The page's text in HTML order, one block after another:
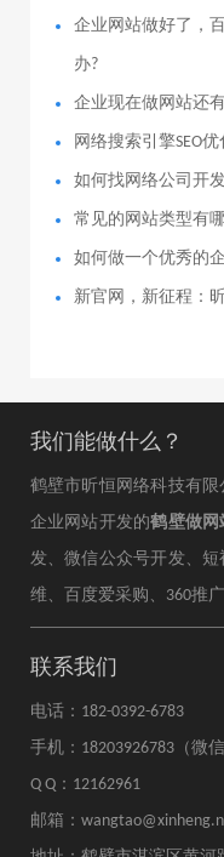
企业网站做好了，
办?
企业现在做网站还
网络搜索引擎SEO
如何找网络公司开
常见的网站类型有
如何做一个优秀的
新官网，新征程：
我们能做什么？
鹤壁市昕恒网络科技有限
企业网站开发的鹤壁做网
发、微信公众号开发、
维、百度爱采购、360推
联系我们
电话：182-0392-6783
手机：18203926783（微信
Q Q：12162961
邮箱：